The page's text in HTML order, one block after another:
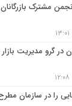
مشترک بازرگانان
در گرو مدیریت
را در سازمان